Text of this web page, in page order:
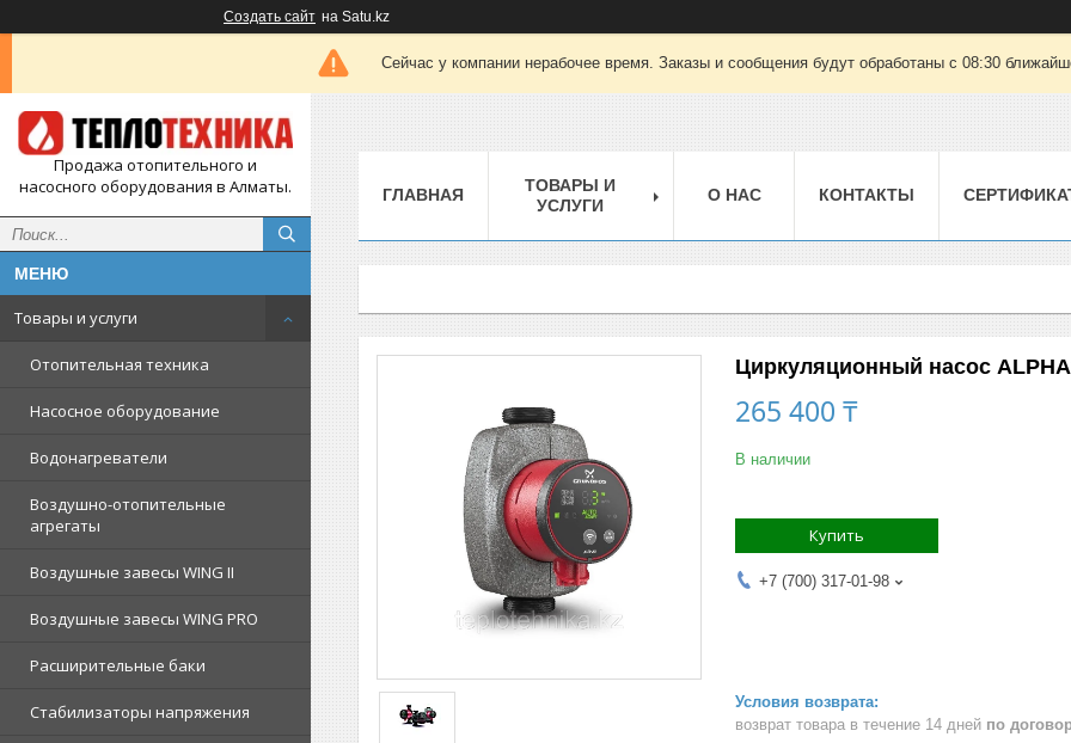
Создать сайт на Satu.kz
Сейчас у компании нерабочее время. Заказы и сообщения будут обработаны с 08:30
Продажа отопительного и
насосного оборудования в Алматы.
Товары и услуги
Отопительная техника
Насосное оборудование
Водонагреватели
Воздушно-отопительные
агрегаты
Воздушные завесы WING II
Воздушные завесы WING PRO
Расширительные баки
Стабилизаторы напряжения
ГЛАВНАЯ
ТОВАРЫ И
УСЛУГИ
О НАС КОНТАКТЫ
Циркуляционный насос
265 400 ₸
В наличии
Купить
+7 (700) 317-01-98
возврат товара в течение 14 дней по